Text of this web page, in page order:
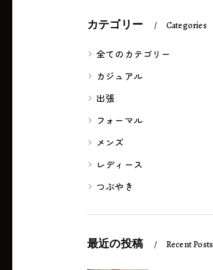
カテゴリー Categories
全てのカテゴリー
カジュアル
出張
フォーマル
メンズ
レディース
つぶやき
最近の投稿 Recent Posts